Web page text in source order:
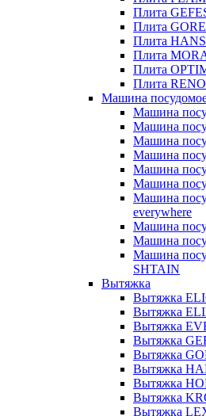
Плита
Плита
Плита
Плита
Плита
Плита
Машина
Машина
Машина
Машина
Машина
Машина
Машина
Машина
everywhere
Машина
Машина
Машина
SHTAIN
Вытяжка
Вытяжка
Вытяжка
Вытяжка
Вытяжка
Вытяжка
Вытяжка
Вытяжка
Вытяжка
Вытяжка